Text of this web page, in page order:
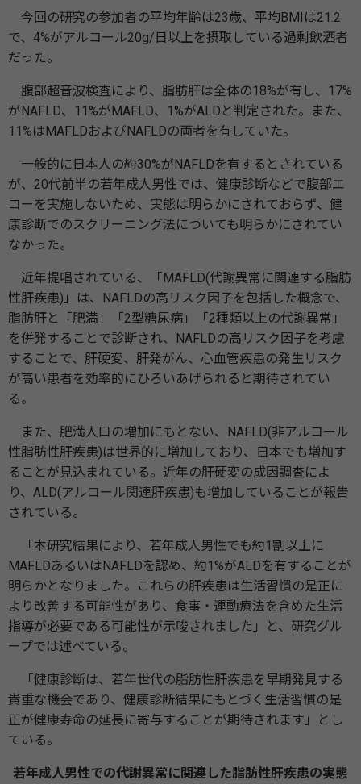
今回の研究の参加者の平均年齢は23歳、平均BMIは21.2
で、4%がアルコール20g/日以上を摂取している過剰飲酒者
だった。
腹部超音波検査により、脂肪肝は全体の18%が有し、17%
がNAFLD、11%がMAFLD、1%がALDと判定された。また、
11%はMAFLDおよびNAFLDの両者を有していた。
一般的に日本人の約30%がNAFLDを有するとされている
が、20代前半の若年成人男性では、健康診断などで腹部エ
コーを実施しないため、実態は明らかにされておらず、健
康診断でのスクリーニング法についても明らかにされてい
なかった。
近年提唱されている、「MAFLD(代謝異常に関連する脂肪
性肝疾患)」は、NAFLDの高リスク因子を包括した概念で、
脂肪肝と「肥満」「2型糖尿病」「2種類以上の代謝異常」
を併発することで診断され、NAFLDの高リスク因子を考慮
することで、肝硬変、肝発がん、心血管疾患の発生リスク
が高い患者を効率的にひろいあげられると期待されてい
る。
また、肥満人口の増加にもとない、NAFLD(非アルコール
性脂肪性肝疾患)は世界的に増加しており、日本でも増加す
ることが見込まれている。近年の肝硬変の成因調査によ
り、ALD(アルコール関連肝疾患)も増加していることが報告
されている。
「本研究結果により、若年成人男性でも約1割以上に
MAFLDあるいはNAFLDを認め、約1%がALDを有することが
明らかとなりました。これらの肝疾患は生活習慣の是正に
より改善する可能性があり、食事・運動療法を含めた生活
指導が必要である可能性が示唆されました」と、研究グル
ープでは述べている。
「健康診断は、若年世代の脂肪性肝疾患を早期発見する
貴重な機会であり、健康診断結果にもとづく生活習慣の是
正が健康寿命の延長に寄与することが期待されます」とし
ている。
若年成人男性での代謝異常に関連した脂肪性肝疾患の実態